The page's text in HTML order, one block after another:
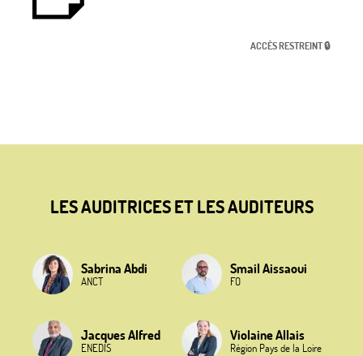
ACCÈS RESTREINT 🔒
LES AUDITRICES ET LES AUDITEURS
Sabrina Abdi
ANCT
Smail Aissaoui
FO
Jacques Alfred
ENEDIS
Violaine Allais
Région Pays de la Loire